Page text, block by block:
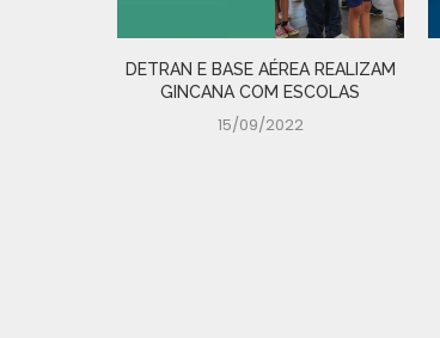
DETRAN E BASE AÉREA REALIZAM
GINCANA COM ESCOLAS
15/09/2022